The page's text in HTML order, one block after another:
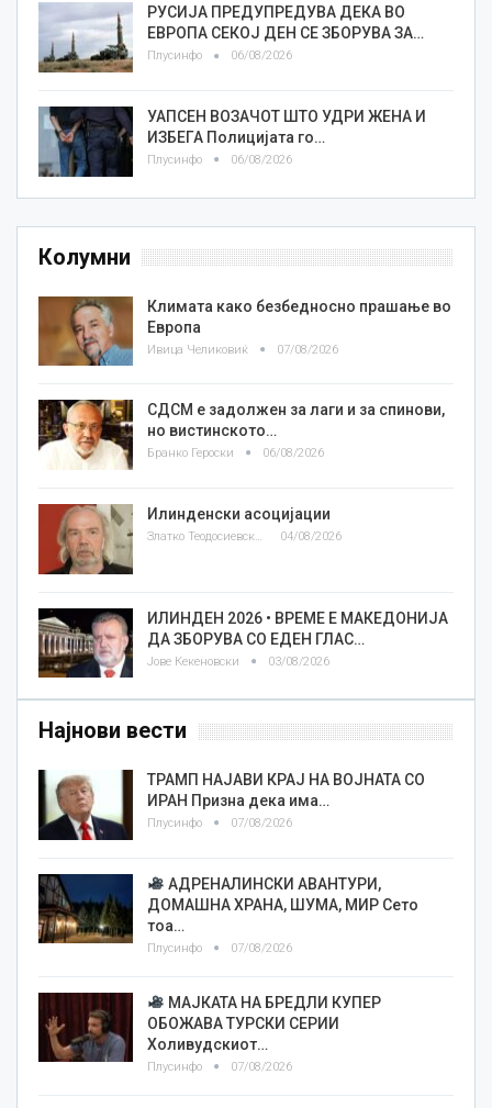
РУСИЈА ПРЕДУПРЕДУВА ДЕКА ВО
ЕВРОПА СЕКОЈ ДЕН СЕ ЗБОРУВА ЗА…
Плусинфо 06/08/2026
УАПСЕН ВОЗАЧОТ ШТО УДРИ ЖЕНА И
ИЗБЕГА Полицијата го…
Плусинфо 06/08/2026
Колумни
Климата како безбедносно прашање во
Европа
Ивица Челиковиќ 07/08/2026
СДСМ е задолжен за лаги и за спинови,
но вистинското…
Бранко Героски 06/08/2026
Илинденски асоцијации
Златко Теодосиевски 04/08/2026
ИЛИНДЕН 2026 • ВРЕМЕ Е МАКЕДОНИЈА
ДА ЗБОРУВА СО ЕДЕН ГЛАС…
Јове Кекеновски 03/08/2026
Најнови вести
ТРАМП НАЈАВИ КРАЈ НА ВОЈНАТА СО
ИРАН Призна дека има…
Плусинфо 07/08/2026
АДРЕНАЛИНСКИ АВАНТУРИ,
ДОМАШНА ХРАНА, ШУМА, МИР Сето
тоа…
Плусинфо 07/08/2026
МАЈКАТА НА БРЕДЛИ КУПЕР
ОБОЖАВА ТУРСКИ СЕРИИ
Холивудскиот…
Плусинфо 07/08/2026